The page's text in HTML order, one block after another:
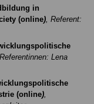
in
(online), Referent:
Referentinnen: Lena
(online)